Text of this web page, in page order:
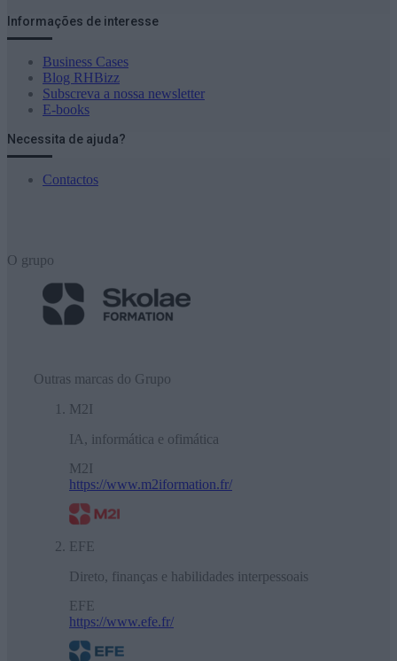
Informações de interesse
Business Cases
Blog RHBizz
Subscreva a nossa newsletter
E-books
Necessita de ajuda?
Contactos
O grupo
Outras marcas do Grupo
M2I
IA, informática e ofimática
M2I
https://www.m2iformation.fr/
EFE
Direto, finanças e habilidades interpessoais
EFE
https://www.efe.fr/